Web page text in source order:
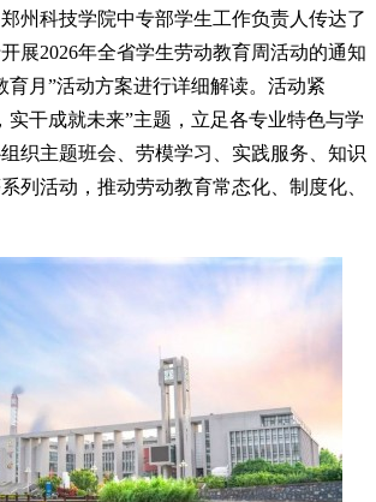
州科技学院中专部学生工作负责人传达了
展2026年全省学生劳动教育周活动的通知
育月”活动方案进行详细解读。活动紧
实干成就未来”主题，立足各专业特色与学
织主题班会、劳模学习、实践服务、知识
列活动，推动劳动教育常态化、制度化、